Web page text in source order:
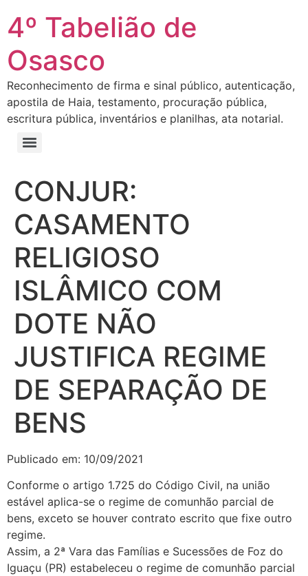
4º Tabelião de
Osasco
Reconhecimento de firma e sinal público, autenticação,
apostila de Haia, testamento, procuração pública,
escritura pública, inventários e planilhas, ata notarial.
CONJUR:
CASAMENTO
RELIGIOSO
ISLÂMICO COM
DOTE NÃO
JUSTIFICA REGIME
DE SEPARAÇÃO DE
BENS
Publicado em: 10/09/2021
Conforme o artigo 1.725 do Código Civil, na união
estável aplica-se o regime de comunhão parcial de
bens, exceto se houver contrato escrito que fixe outro
regime.
Assim, a 2ª Vara das Famílias e Sucessões de Foz do
Iguaçu (PR) estabeleceu o regime de comunhão parcial